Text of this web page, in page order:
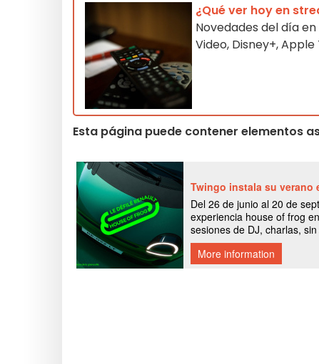
¿Qué ver hoy en
Novedades del día
Video, Disney+, Apple
Esta página puede contener elementos